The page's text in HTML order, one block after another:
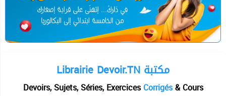
Librairie Devoir.TN مكتبة
Devoirs, Sujets, Séries, ExercicesCorrigés& Cours